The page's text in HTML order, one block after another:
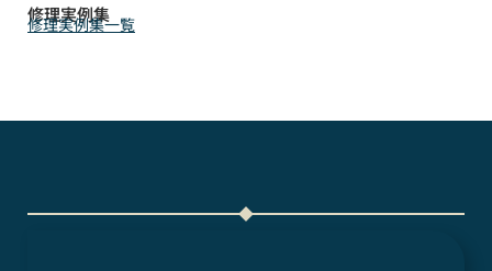
修理実例集
修理実例集一覧